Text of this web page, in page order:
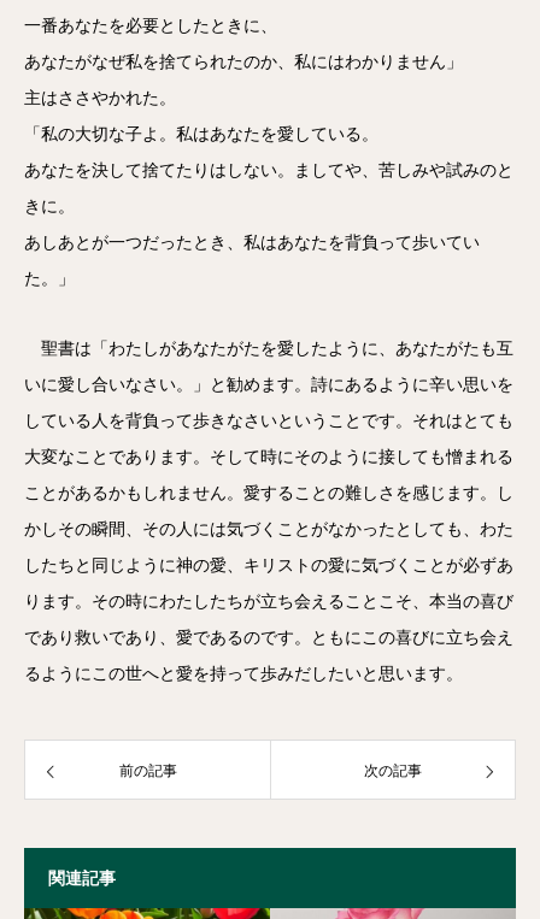
一番あなたを必要としたときに、
あなたがなぜ私を捨てられたのか、私にはわかりません」
主はささやかれた。
「私の大切な子よ。私はあなたを愛している。
あなたを決して捨てたりはしない。ましてや、苦しみや試みのと
きに。
あしあとが一つだったとき、私はあなたを背負って歩いてい
た。」
聖書は「わたしがあなたがたを愛したように、あなたがたも互
いに愛し合いなさい。」と勧めます。詩にあるように辛い思いを
している人を背負って歩きなさいということです。それはとても
大変なことであります。そして時にそのように接しても憎まれる
ことがあるかもしれません。愛することの難しさを感じます。し
かしその瞬間、その人には気づくことがなかったとしても、わた
したちと同じように神の愛、キリストの愛に気づくことが必ずあ
ります。その時にわたしたちが立ち会えることこそ、本当の喜び
であり救いであり、愛であるのです。ともにこの喜びに立ち会え
るようにこの世へと愛を持って歩みだしたいと思います。
前の記事 次の記事
関連記事